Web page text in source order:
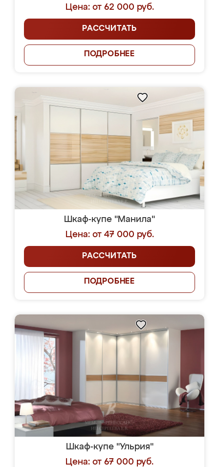
Цена: от 62 000 руб.
РАССЧИТАТЬ
ПОДРОБНЕЕ
Шкаф-купе "Манила"
Цена: от 47 000 руб.
РАССЧИТАТЬ
ПОДРОБНЕЕ
Шкаф-купе "Ульрия"
Цена: от 67 000 руб.